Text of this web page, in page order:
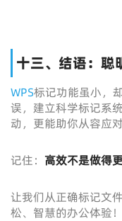
十三、结语：聪
WPS标记功能虽小，
误，建立科学标记系
动，更能助你从容应
记住： 高效不是做得
让我们从正确标记文
松、智慧的办公体验！